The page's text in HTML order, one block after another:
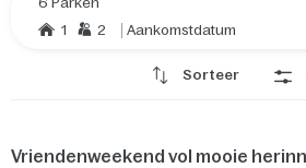
1
2 Aankomstdatum
Sorteer
Vriendenweekend vol mooie